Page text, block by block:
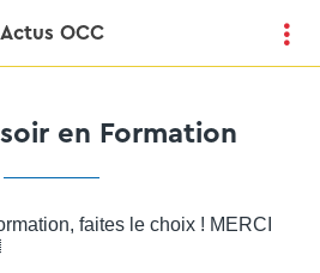
Actus OCC
en Formation
faites le choix ! MERCI